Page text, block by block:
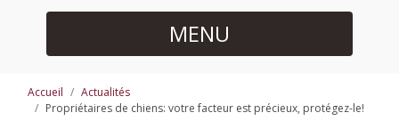
MENU
Accueil
Actualités
Propriétaires de chiens: votre facteur est précieux, protégez-le!